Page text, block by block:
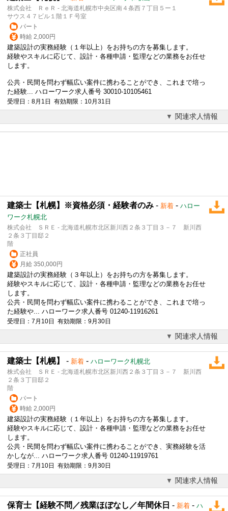
株式会社 ＲｅＲ - 北海道札幌市中央区南４条西７丁目５ー１
サウス４７ビル１階１Ｆ号室
パート
時給 2,000円
建築設計の実務経験（１年以上）をお持ちの方を募集します。
経験やスキルに応じて、設計・各種申請・監理などの業務をお任せ
します。
公共・民間を問わず幅広い案件に携わることができ、これまで培っ
た経験... ハローワーク求人番号 30010-10105461
受理日：8月1日 有効期限：10月31日
関連求人情報
建築士【札幌】※資格必須・経験者のみ - 新着 - ハロー
ワーク札幌北
株式会社 ＳＲＥ - 北海道札幌市北区新川西２条３丁目３－７ 新川西
２条３丁目邸２
階
正社員
月給 350,000円
建築設計の実務経験（３年以上）をお持ちの方を募集します。
経験やスキルに応じて、設計・各種申請・監理などの業務をお任せ
します。
公共・民間を問わず幅広い案件に携わることができ、これまで培っ
た経験や... ハローワーク求人番号 01240-11916261
受理日：7月10日 有効期限：9月30日
関連求人情報
建築士【札幌】 - 新着 - ハローワーク札幌北
株式会社 ＳＲＥ - 北海道札幌市北区新川西２条３丁目３－７ 新川西
２条３丁目邸２
階
パート
時給 2,000円
建築設計の実務経験（１年以上）をお持ちの方を募集します。
経験やスキルに応じて、設計・各種申請・監理などの業務をお任せ
します。
公共・民間を問わず幅広い案件に携わることができ、実務経験を活
かしなが... ハローワーク求人番号 01240-11919761
受理日：7月10日 有効期限：9月30日
関連求人情報
保育士【経験不問／残業ほぼなし／年間休日 - 新着 - ハ